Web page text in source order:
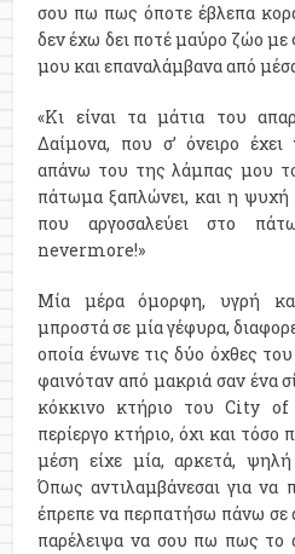
σου πω πως όποτε έβλεπα
δεν έχω δει ποτέ μαύρο ζώο
μου και επαναλάμβανα από
«Κι είναι τα μάτια του
Δαίμονα, που σ’ όνειρο έχει
απάνω του της λάμπας μου
πάτωμα ξαπλώνει, και η
που αργοσαλεύει στο
nevermore!»
Μία μέρα όμορφη, υγρή
μπροστά σε μία γέφυρα,
οποία ένωνε τις δύο όχθες
φαινόταν από μακριά σαν ένα
κόκκινο κτήριο του City
περίεργο κτήριο, όχι και
μέση είχε μία, αρκετά, ψηλή
Όπως αντιλαμβάνεσαι για
έπρεπε να περπατήσω πάνω σε
παρέλειψα να σου πω πως